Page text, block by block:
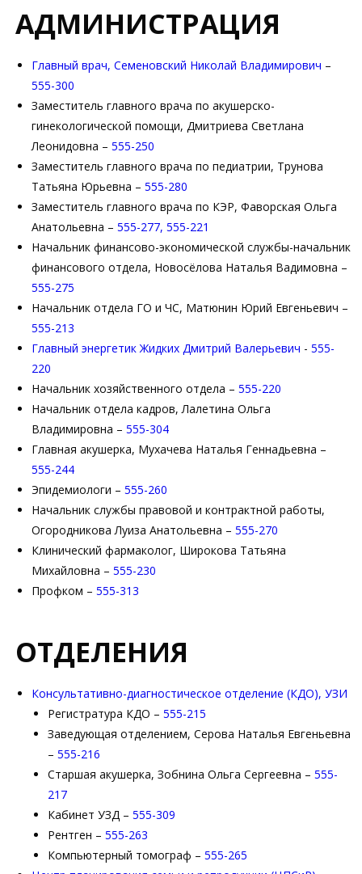
АДМИНИСТРАЦИЯ
Главный врач, Семеновский Николай Владимирович –
555-300
Заместитель главного врача по акушерско-
гинекологической помощи, Дмитриева Светлана
Леонидовна – 555-250
Заместитель главного врача по педиатрии, Трунова
Татьяна Юрьевна – 555-280
Заместитель главного врача по КЭР, Фаворская Ольга
Анатольевна – 555-277, 555-221
Начальник финансово-экономической службы-начальник
финансового отдела, Новосёлова Наталья Вадимовна –
555-275
Начальник отдела ГО и ЧС, Матюнин Юрий Евгеньевич –
555-213
Главный энергетик Жидких Дмитрий Валерьевич - 555-
220
Начальник хозяйственного отдела – 555-220
Начальник отдела кадров, Лалетина Ольга
Владимировна – 555-304
Главная акушерка, Мухачева Наталья Геннадьевна –
555-244
Эпидемиологи – 555-260
Начальник службы правовой и контрактной работы,
Огородникова Луиза Анатольевна – 555-270
Клинический фармаколог, Широкова Татьяна
Михайловна – 555-230
Профком – 555-313
ОТДЕЛЕНИЯ
Консультативно-диагностическое отделение (КДО), УЗИ
Регистратура КДО – 555-215
Заведующая отделением, Серова Наталья Евгеньевна
– 555-216
Старшая акушерка, Зобнина Ольга Сергеевна – 555-
217
Кабинет УЗД – 555-309
Рентген – 555-263
Компьютерный томограф – 555-265